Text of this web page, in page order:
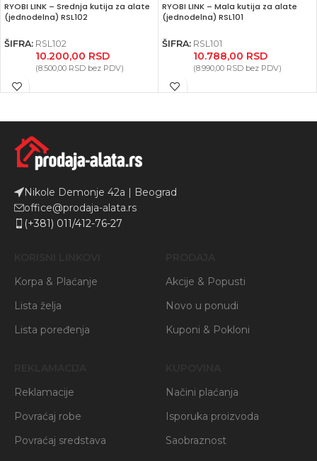
RYOBI LINK – Srednja kutija za alate
(jednodelna) RSL102
ŠIFRA: RSL102
10.200,00 RSD
(8.500,00 RSDbez PDV)
RYOBI LINK – Mala kutija za alate
(jednodelna) RSL101
ŠIFRA: RSL101
10.788,00 RSD
(8.990,00 RSDbez PDV)
Nikole Demonje 42a | Beograd
office@prodaja-alata.rs
(+381) 011/412-76-27
Korpa & Plaćanje
Lista želja
Lista poređenja
Akcije & Popusti
Novo u ponudi
Kuponi & Pokloni
Reklamacije
Povraćaj robe
Povraćaj sredstava
Načini plaćanja
Isporuka proizvoda
Saobraznost